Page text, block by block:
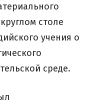
столе
учения о
среде.